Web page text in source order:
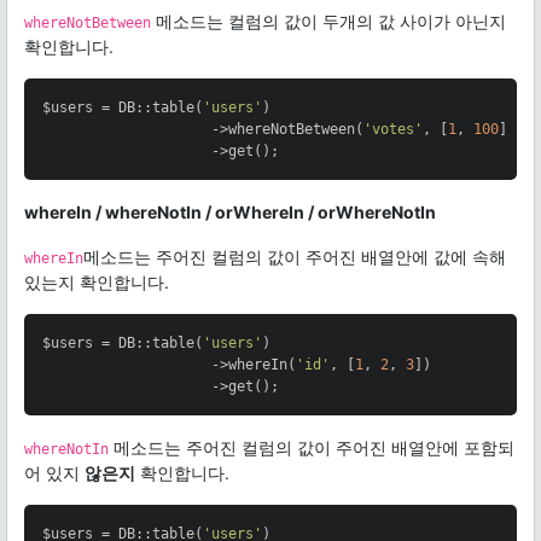
whereNotBetween 메소드는 컬럼의 값이 두개의 값 사이가 아닌지
확인합니다.
$users = DB::table( 'users' )
                    ->whereNotBetween(
'votes' , [1 , 100])
                    ->get();
whereIn / whereNotIn / orWhereIn / orWhereNotIn
whereIn메소드는 주어진 컬럼의 값이 주어진 배열안에 값에 속해
있는지 확인합니다.
$users = DB::table( 'users' )
                    ->whereIn(
'id' , [1, 2, 3])
                    ->get();
whereNotIn 메소드는 주어진 컬럼의 값이 주어진 배열안에 포함되
어 있지 않은지 확인합니다.
$users = DB::table( 'users' )